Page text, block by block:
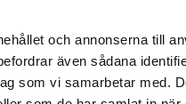
och annonserna till
även sådana
som vi samarbetar med.